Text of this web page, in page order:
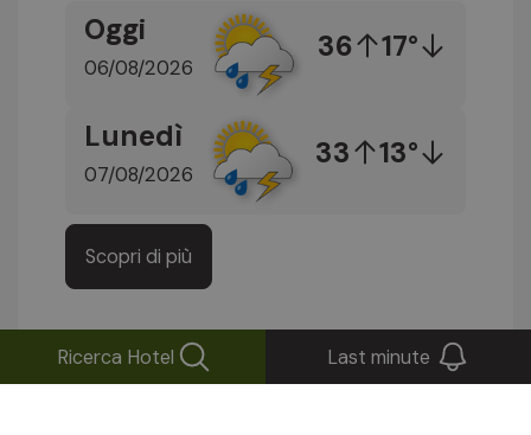
Oggi
06/08/2026
36 17°
Lunedì
07/08/2026
33 13°
Scopri di più
Ricerca Hotel Last minute